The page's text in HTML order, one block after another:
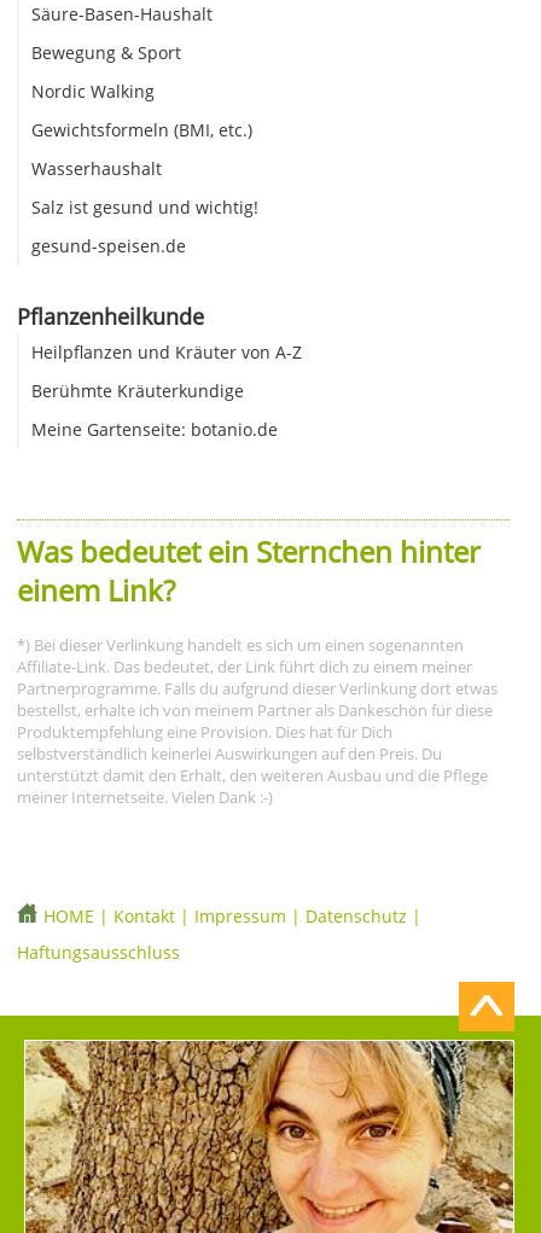
Säure-Basen-Haushalt
Bewegung & Sport
Nordic Walking
Gewichtsformeln (BMI, etc.)
Wasserhaushalt
Salz ist gesund und wichtig!
gesund-speisen.de
Pflanzenheilkunde
Heilpflanzen und Kräuter von A-Z
Berühmte Kräuterkundige
Meine Gartenseite: botanio.de
Was bedeutet ein Sternchen hinter
einem Link?
*) Bei dieser Verlinkung handelt es sich um einen sogenannten
Affiliate-Link. Das bedeutet, der Link führt dich zu einem meiner
Partnerprogramme. Falls du aufgrund dieser Verlinkung dort etwas
bestellst, erhalte ich von meinem Partner als Dankeschön für diese
Produktempfehlung eine Provision. Dies hat für Dich
selbstverständlich keinerlei Auswirkungen auf den Preis. Du
unterstützt damit den Erhalt, den weiteren Ausbau und die Pflege
meiner Internetseite. Vielen Dank :-)
HOME | Kontakt | Impressum | Datenschutz |
Haftungsausschluss